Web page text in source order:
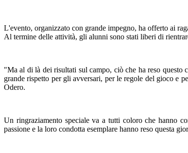
L'evento, organizzato con grande impegno, ha offerto ai
Al termine delle attività, gli alunni sono stati liberi di
"Ma al di là dei risultati sul campo, ciò che ha reso questo
grande rispetto per gli avversari, per le regole del gioco e
Odero.
Un ringraziamento speciale va a tutti coloro che hanno
passione e la loro condotta esemplare hanno reso questa